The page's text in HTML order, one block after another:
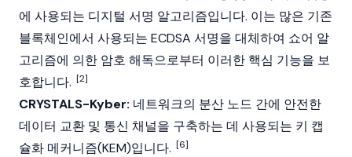
에 사용되는 디지털 서명 알고리즘입니다. 이는 많은 기존
블록체인에서 사용되는 ECDSA 서명을 대체하여 쇼어 알
고리즘에 의한 암호 해독으로부터 이러한 핵심 기능을 보
호합니다. [2]
CRYSTALS-Kyber: 네트워크의 분산 노드 간에 안전한
데이터 교환 및 통신 채널을 구축하는 데 사용되는 키 캡
슐화 메커니즘(KEM)입니다. [6]